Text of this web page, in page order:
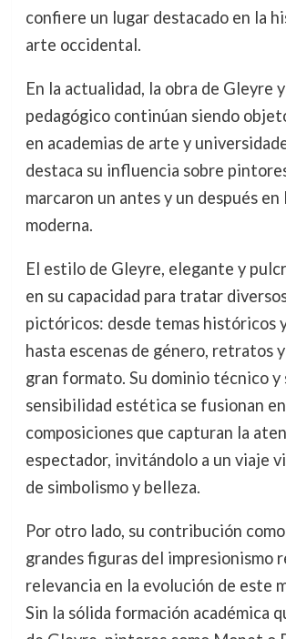
confiere un lugar destacado en la
arte occidental.
En la actualidad, la obra de Gleyre
pedagógico continúan siendo
en academias de arte y
destaca su influencia sobre
marcaron un antes y un después
moderna.
El estilo de Gleyre, elegante y
en su capacidad para tratar
pictóricos: desde temas históricos
hasta escenas de género, retratos
gran formato. Su dominio técnico y
sensibilidad estética se fusionan en
composiciones que capturan la
espectador, invitándolo a un viaje
de simbolismo y belleza.
Por otro lado, su contribución
grandes figuras del impresionismo
relevancia en la evolución de este
Sin la sólida formación académica